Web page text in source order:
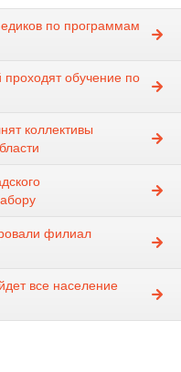
по программам
проходят обучение по
коллективы
филиал
все население